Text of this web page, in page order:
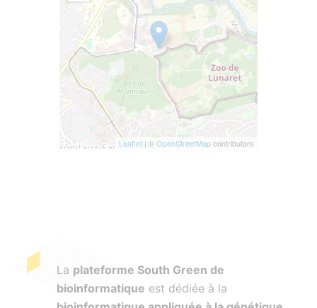
Leaflet | ©OpenStreetMapcontributors
La plateforme South Green de
bioinformatique est dédiée à la